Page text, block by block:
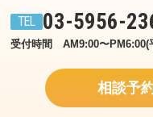
03-5956-
受付時間　AM9:00〜PM6:00(
相談予